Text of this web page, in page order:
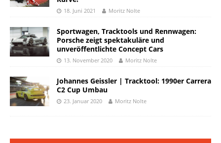
18. Juni 2021 Moritz Nolte
Sportwagen, Tracktools und Rennwagen:
Porsche zeigt spektakuläre und
unveröffentlichte Concept Cars
13. November 2020 Moritz Nolte
Johannes Geissler | Tracktool: 1990er Carrera
C2 Cup Umbau
23. Januar 2020 Moritz Nolte